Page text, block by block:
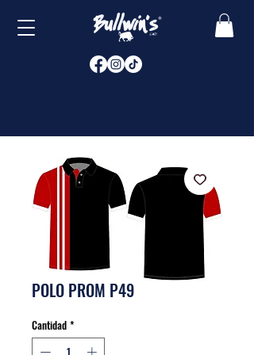
POLO PROM P49
Cantidad *